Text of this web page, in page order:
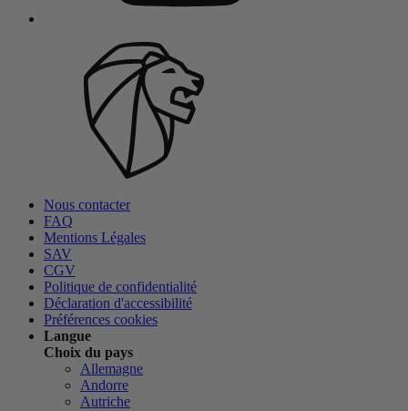
Nous contacter
FAQ
Mentions Légales
SAV
CGV
Politique de confidentialité
Déclaration d'accessibilité
Préférences cookies
Langue
Choix du pays
Allemagne
Andorre
Autriche